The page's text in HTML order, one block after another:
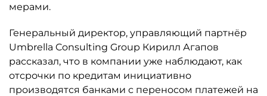
мерами.
Генеральный директор, управляющий партнёр
Umbrella Consulting Group Кирилл Агапов
рассказал, что в компании уже наблюдают, как
отсрочки по кредитам инициативно
производятся банками с переносом платежей на